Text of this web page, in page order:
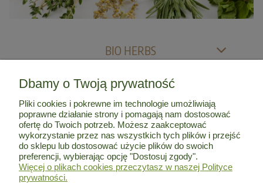
BIO HERBS
MOJE KONTO
INFORMACJE
O NAS
Dbamy o Twoją prywatność
Pliki cookies i pokrewne im technologie umożliwiają
poprawne działanie strony i pomagają nam dostosować
ofertę do Twoich potrzeb. Możesz zaakceptować
wykorzystanie przez nas wszystkich tych plików i przejść
do sklepu lub dostosować użycie plików do swoich
preferencji, wybierając opcję "Dostosuj zgody".
Więcej o plikach cookies przeczytasz w naszej Polityce
prywatności.